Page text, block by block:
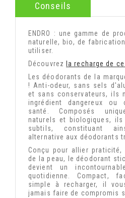
Conseils
ENDRO : une gamme de
naturelle, bio, de
utiliser.
Découvrez
la recharge de
Les déodorants de la
! Anti-odeur, sans sels
et sans conservateurs, ils
ingrédient dangereux ou
santé. Composés
naturels et biologiques,
subtils, constituant
alternative aux déodorants
Conçu pour allier
de la peau, le déodorant
devient un
quotidienne. Compact,
simple à recharger, il
jamais faire de compromis